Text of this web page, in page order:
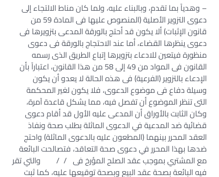
– وهدياً بما تقدم، وبالبناء عليه، ولما كان مناط الالتجاء إلى
دعوى التزوير الأصلية (المنصوص عليها فى المادة 59 من
قانون الإثبات) ألا يكون قد أحتج بالورقة المدعى بتزويرها فى
دعوى ينظرها القضاء، أما عند الاحتجاج بالورقة فى دعوى
منظورة فيتعين للادعاء بتزويرها إتباع الطريق الذى رسمه
القانون فى المواد من 49 إلى 58 من هذا القانون، اعتباراً بأن
الإدعاء بالتزوير (الفرعية) فى هذه الحالة لا يعدو أن يكون
وسيلة دفاع فى موضوع الدعوى، فلا يكون لغير المحكمة
التى تنظر الموضوع أن تفصل فيه، مما يشكل قاعدة آمرة،
وكان الثابت بالأوراق أن المدعى عليه الأول قد أقام دعوى
قضائية ضد المدعية في الدعوى الماثلة بطلب صحة ونفاذ
العقد المحرر بينهما (المطعون عليه بالدعوى الماثلة) واحتج
ضدها بهذا المحرر في دعوى صحة التعاقد، فتصالحت البائعة
مع المشتري بموجب عقد الصلح المؤرخ فى / / والتي تقر
فيه البائعة بصحة عقد البيع وبصحة توقيعها عليه، كما ثبت